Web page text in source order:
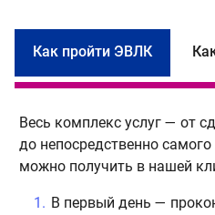
Как пройти ЭВЛК
Весь комплекс услуг — от
до непосредственно
можно получить в нашей
В первый день —